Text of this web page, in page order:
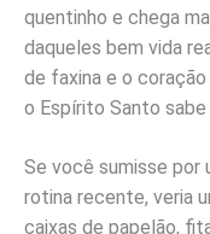
quentinho e chega
daqueles bem vida
de faxina e o
o Espírito Santo
Se você sumisse por
rotina recente, veria
caixas de papelão,